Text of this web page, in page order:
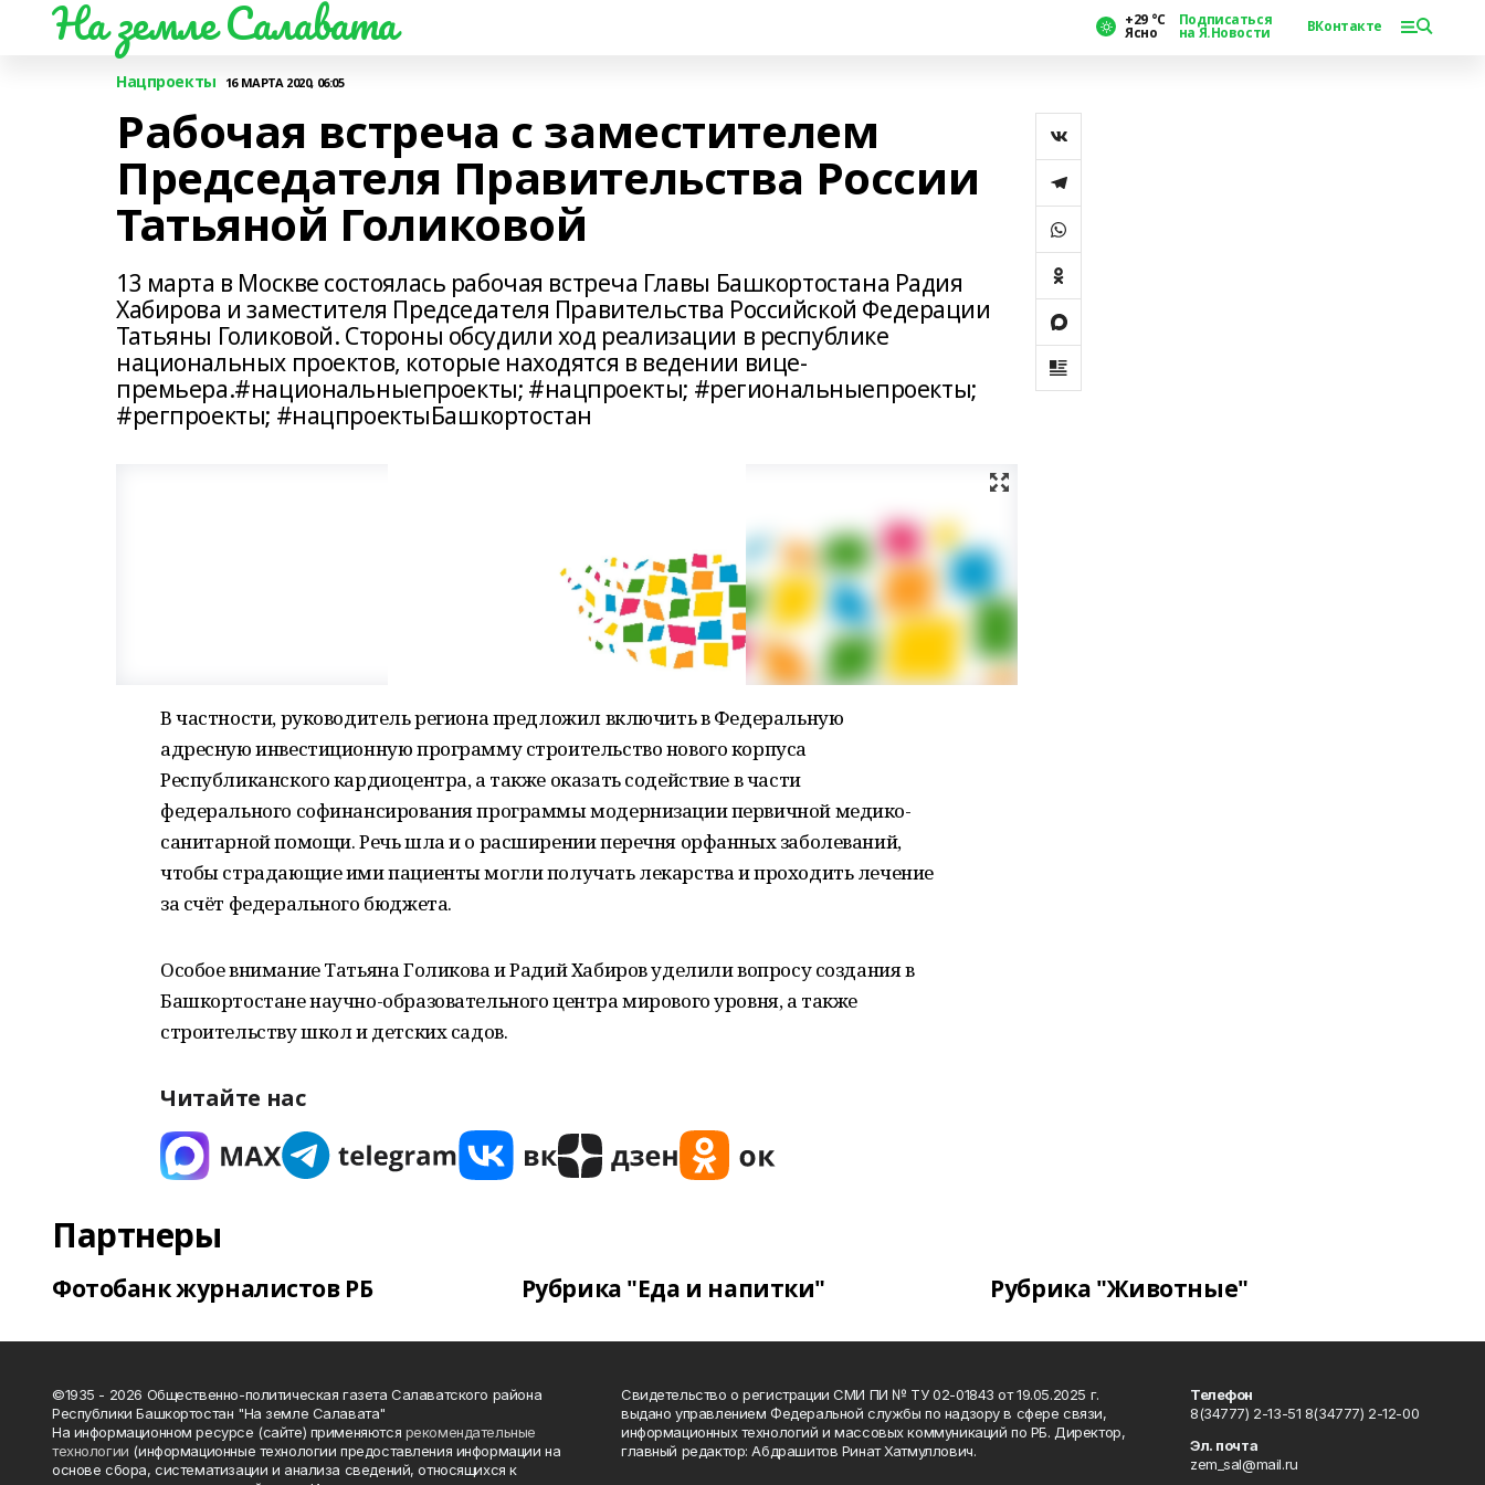
На земле Салавата +29 °С
Ясно
Подписаться
на Я.Новости ВКонтакте
Нацпроекты 16 МАРТА 2020, 06:05
Рабочая встреча с заместителем
Председателя Правительства России
Татьяной Голиковой
13 марта в Москве состоялась рабочая встреча Главы Башкортостана Радия
Хабирова и заместителя Председателя Правительства Российской Федерации
Татьяны Голиковой. Стороны обсудили ход реализации в республике
национальных проектов, которые находятся в ведении вице-
премьера.#национальныепроекты; #нацпроекты; #региональныепроекты;
#регпроекты; #нацпроектыБашкортостан
В частности, руководитель региона предложил включить в Федеральную
адресную инвестиционную программу строительство нового корпуса
Республиканского кардиоцентра, а также оказать содействие в части
федерального софинансирования программы модернизации первичной медико-
санитарной помощи. Речь шла и о расширении перечня орфанных заболеваний,
чтобы страдающие ими пациенты могли получать лекарства и проходить лечение
за счёт федерального бюджета.
Особое внимание Татьяна Голикова и Радий Хабиров уделили вопросу создания в
Башкортостане научно-образовательного центра мирового уровня, а также
строительству школ и детских садов.
Читайте нас
Партнеры
Фотобанк журналистов РБ Рубрика "Еда и напитки" Рубрика "Животные"
©1935 - 2026 Общественно-политическая газета Салаватского района
Республики Башкортостан "На земле Салавата"
На информационном ресурсе (сайте) применяются рекомендательные
технологии (информационные технологии предоставления информации на
основе сбора, систематизации и анализа сведений, относящихся к
Свидетельство о регистрации СМИ ПИ № ТУ 02-01843 от 19.05.2025 г.
выдано управлением Федеральной службы по надзору в сфере связи,
информационных технологий и массовых коммуникаций по РБ. Директор,
главный редактор: Абдрашитов Ринат Хатмуллович.
Телефон
8(34777) 2-13-51 8(34777) 2-12-00
Эл. почта
zem_sal@mail.ru